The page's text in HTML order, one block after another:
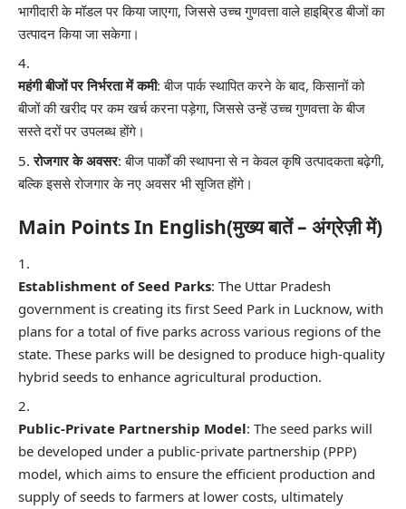
भागीदारी के मॉडल पर किया जाएगा, जिससे उच्च गुणवत्ता वाले हाइब्रिड बीजों का
उत्पादन किया जा सकेगा।
महंगी बीजों पर निर्भरता में कमी: बीज पार्क स्थापित करने के बाद, किसानों को
बीजों की खरीद पर कम खर्च करना पड़ेगा, जिससे उन्हें उच्च गुणवत्ता के बीज
सस्ते दरों पर उपलब्ध होंगे।
रोजगार के अवसर: बीज पार्कों की स्थापना से न केवल कृषि उत्पादकता बढ़ेगी,
बल्कि इससे रोजगार के नए अवसर भी सृजित होंगे।
Main Points In English(मुख्य बातें – अंग्रेज़ी में)
Establishment of Seed Parks: The Uttar Pradesh
government is creating its first Seed Park in Lucknow, with
plans for a total of five parks across various regions of the
state. These parks will be designed to produce high-quality
hybrid seeds to enhance agricultural production.
Public-Private Partnership Model: The seed parks will
be developed under a public-private partnership (PPP)
model, which aims to ensure the efficient production and
supply of seeds to farmers at lower costs, ultimately